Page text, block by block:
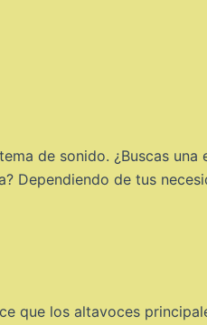
de sonido. ¿Buscas una
Dependiendo de tus
que los altavoces